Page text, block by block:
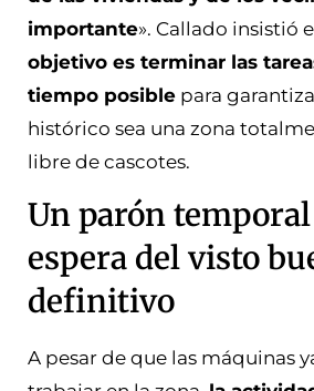
importante». Callado insistió
objetivo es terminar las
tiempo posible para
histórico sea una zona
libre de cascotes.
Un parón
espera del visto
definitivo
A pesar de que las máquinas